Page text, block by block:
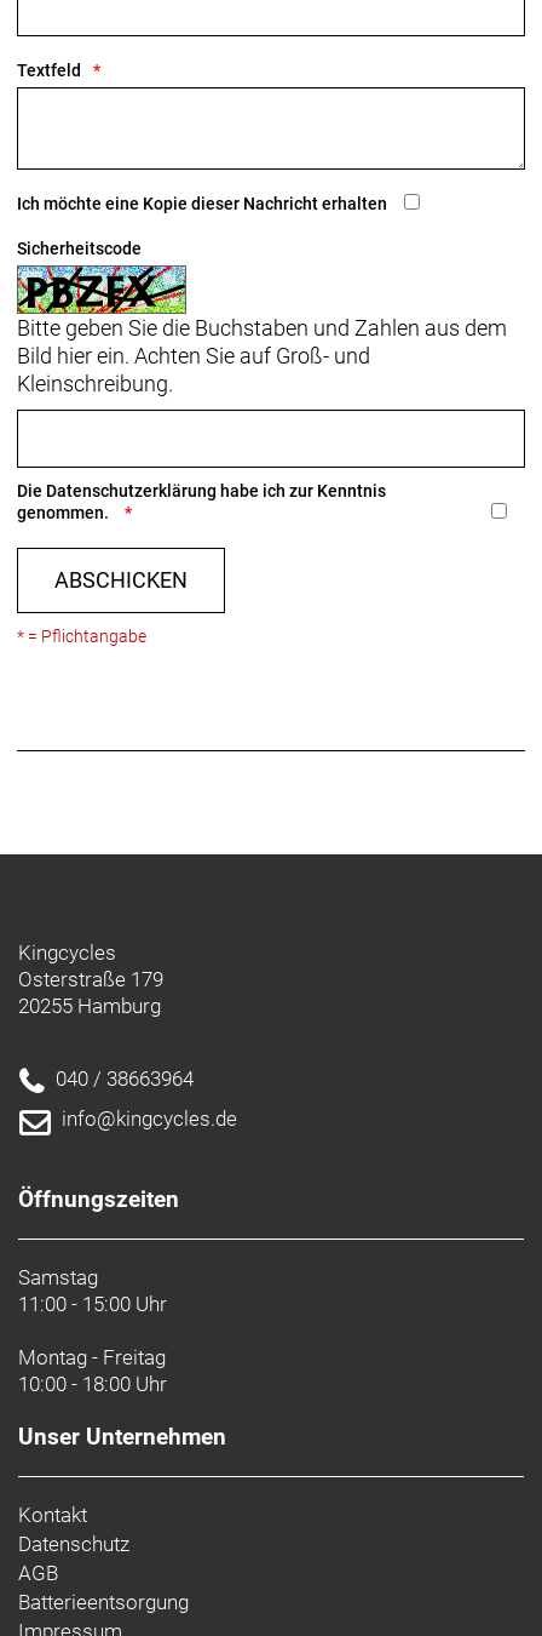
Lenker: Bontrager Comp, Aluminium, 31,8 mm
Klemmdurchmesser, 80 mm Reach, 121 mm Drop,
40 cm Oberlenkerbreite, 44 cm Unterlenkerbreite
Sattel: Bontrager Aeolus Elite, Austenitstreben,
145 mm Breite
Sattelstütze: Madone, Aero-Sattelstütze aus
Carbon, 0 mm Versatz, kurze Länge
Tubeless Ready, 100 x 12 mm Steckachse
Bontrager Aeolus Elite 50, OCLV Carbon, Tubeless-
Ready, 50 mm Profilhöhe, Shimano 11fach-
Freilaufnabe, 142 x 12 mm Steckachse
Textfeld
Ich möchte eine Kopie dieser Nachricht erhalten
Sicherheitscode
Bitte geben Sie die Buchstaben und Zahlen aus dem
Bild hier ein. Achten Sie auf Groß- und
Kleinschreibung.
Die Datenschutzerklärung habe ich zur Kenntnis
genommen.
ABSCHICKEN
* = Pflichtangabe
Kingcycles
Osterstraße 179
20255 Hamburg
040 / 38663964
info@kingcycles.de
Öffnungszeiten
Samstag
11:00 - 15:00 Uhr
Montag - Freitag
10:00 - 18:00 Uhr
Unser Unternehmen
Kontakt
Datenschutz
AGB
Batterieentsorgung